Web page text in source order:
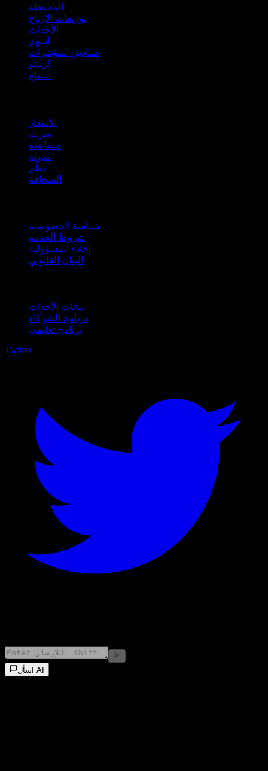
المحفظة
توزيعات الأرباح
الأحداث
أسهم
صناديق المؤشرات
كريبتو
السلع
الأسعار
شريك
مساعدة
مدونة
تعلّم
الصحافة
سياسة الخصوصية
شروط الخدمة
إخلاء المسؤولية
البيان القانوني
بيانات الأحداث
برنامج الشركاء
برنامج تعليمي
Twitter
اسأل AI